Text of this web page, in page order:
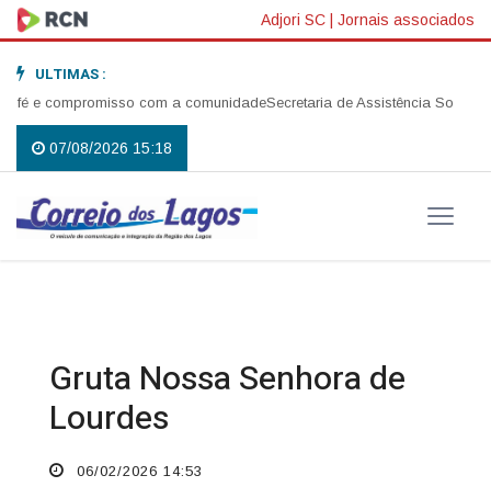
Adjori SC | Jornais associados
ULTIMAS :
compromisso com a comunidadeSecretaria de Assistência Social
07/08/2026 15:18
Gruta Nossa Senhora de
Lourdes
06/02/2026 14:53